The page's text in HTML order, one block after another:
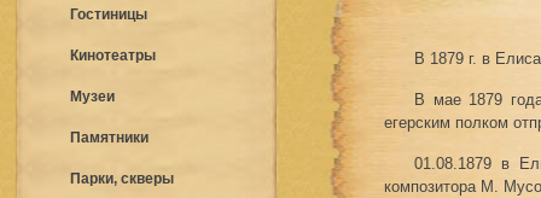
Гостиницы
Кинотеатры
Музеи
Памятники
Парки, скверы
В 1879 г. в
В мае 1879
егерским полком
01.08.1879 в
композитора М.